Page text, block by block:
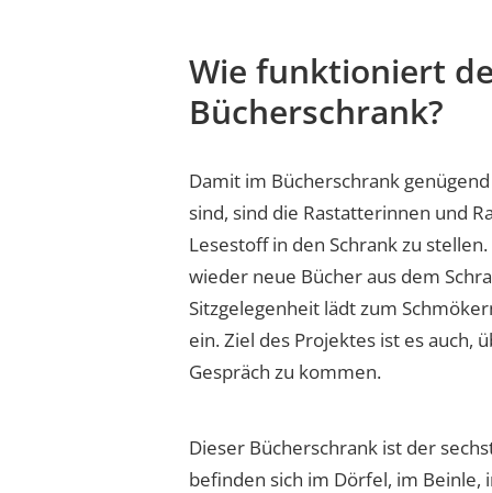
Wie funktioniert
Bücherschrank?
Damit im Bücherschrank
sind, sind die Rastatterinnen und
Lesestoff in den Schrank zu
wieder neue Bücher aus dem
Sitzgelegenheit lädt zum
ein. Ziel des Projektes ist es auch,
Gespräch zu kommen.
Dieser Bücherschrank ist der
befinden sich im Dörfel, im Beinle,